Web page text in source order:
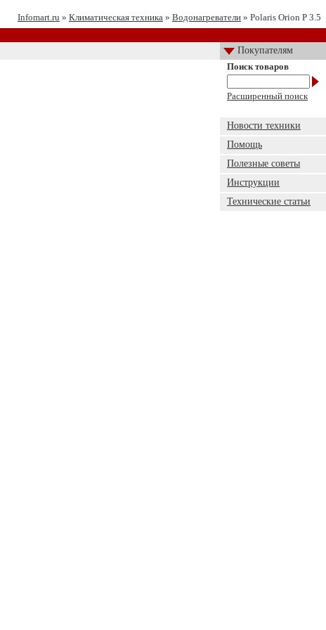
Infomart.ru » Климатическая техника » Водонагреватели » Polaris Orion P 3.5
Покупателям
Поиск товаров
Расширенный поиск
Новости техники
Помощь
Полезные советы
Инструкции
Технические статьи